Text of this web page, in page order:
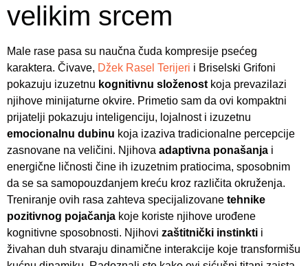
velikim srcem
Male rase pasa su naučna čuda kompresije psećeg
karaktera. Čivave, Džek Rasel Terijeri i Briselski Grifoni
pokazuju izuzetnu kognitivnu složenost koja prevazilazi
njihove minijaturne okvire. Primetio sam da ovi kompaktni
prijatelji pokazuju inteligenciju, lojalnost i izuzetnu
emocionalnu dubinu koja izaziva tradicionalne percepcije
zasnovane na veličini. Njihova adaptivna ponašanja i
energične ličnosti čine ih izuzetnim pratiocima, sposobnim
da se sa samopouzdanjem kreću kroz različita okruženja.
Treniranje ovih rasa zahteva specijalizovane tehnike
pozitivnog pojačanja koje koriste njihove urođene
kognitivne sposobnosti. Njihovi zaštitnički instinkti i
živahan duh stvaraju dinamične interakcije koje transformišu